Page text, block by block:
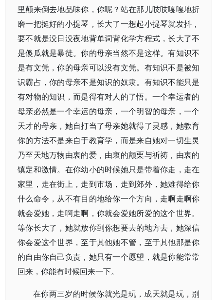
里颠来倒去地品味你，你呢？站在那儿吱吱嘎嘎地折
磨一把挺好的小提琴，长大了一想起小提琴就发抖，
要不就是没日没夜地背单词背化学方程式，长大了不
是傻瓜就是暴徒。你的母亲当然不是这样。有知识不
是有文凭，你的母亲可以没有文凭。有知识不是被知
识霸占，你的母亲不是知识的奴隶。有知识不能只是
有对物的知识，而是得有对人的了悟。一个幸运者的
母亲必然是一个幸运的母亲，一个明智的母亲，一个
天才的母亲，她自打当了母亲她就得了灵感，她教育
你的方法不是来自于教育学，而是来自她对一切生灵
乃至天地万物由衷的爱，由衷的颤栗与祈祷，由衷的
镇定和激情。在你幼小的时候她只是带着你走，走在
家里，走在街上，走到市场，走到郊外，她难得给你
什么命令，从不有目的地给你一个方向，走啊走啊你
就会爱她，走啊走啊，你就会爱她所爱的这个世界。
等你长大了，她就放你到你想要去的地方去，她深信
你会爱这个世界，至于其他她不管，至于其他那是你
的自由你自己负责，她只有一个愿望，就是你能常常
回来，你能有时候回来一下。
在你两三岁的时候你就光是玩，成天就是玩，别